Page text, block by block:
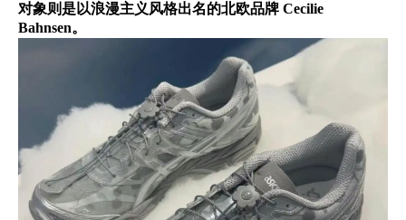
对象则是以浪漫主义风格出名的北欧品牌 Cecilie
Bahnsen。